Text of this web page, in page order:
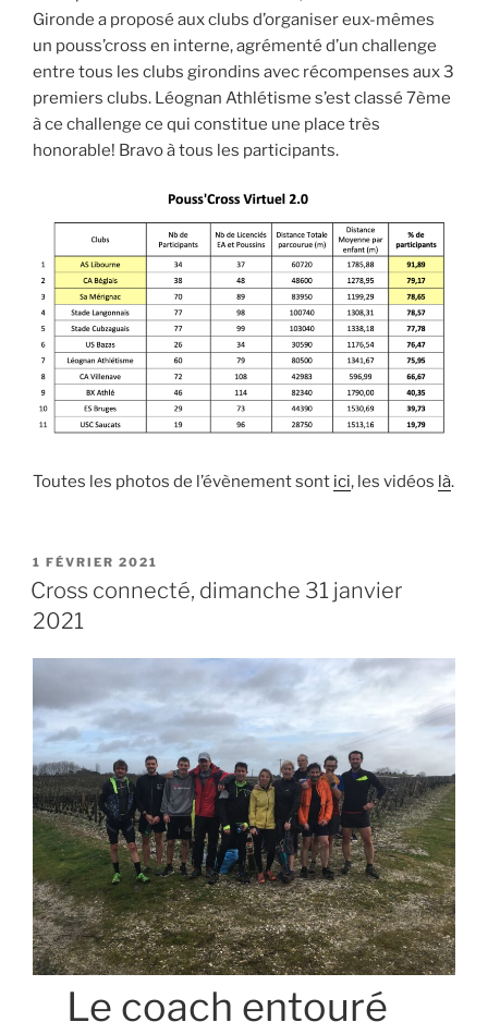
Gironde a proposé aux clubs d’organiser eux-mêmes
un pouss’cross en interne, agrémenté d’un challenge
entre tous les clubs girondins avec récompenses aux 3
premiers clubs. Léognan Athlétisme s’est classé 7ème
à ce challenge ce qui constitue une place très
honorable! Bravo à tous les participants.
Toutes les photos de l’évènement sont ici, les vidéos là.
PUBLIÉ
LE
1 FÉVRIER 2021
Cross connecté, dimanche 31 janvier
2021
Le coach entouré